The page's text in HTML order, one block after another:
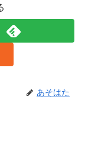
あそはた